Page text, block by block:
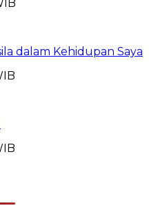
dalam Kehidupan Saya